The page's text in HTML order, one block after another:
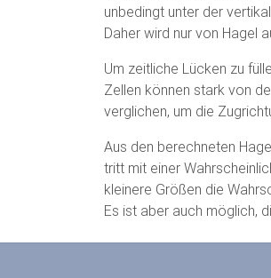
unbedingt unter der
Daher wird nur von Hagel
Um zeitliche Lücken zu
Zellen können stark von
verglichen, um die
Aus den berechneten
tritt mit einer
kleinere Größen die
Es ist aber auch möglich,